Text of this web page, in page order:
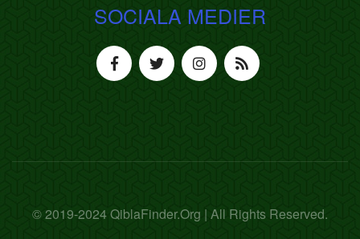
SOCIALA MEDIER
© 2019-2024 QiblaFinder.Org | All Rights Reserved.